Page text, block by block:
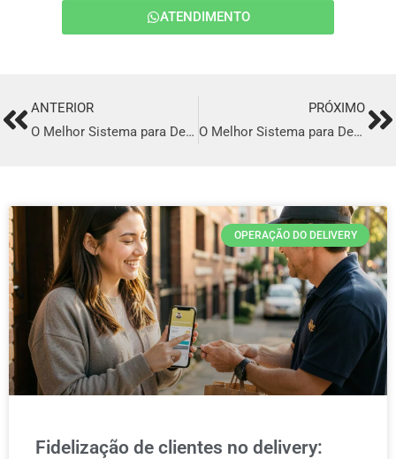
ATENDIMENTO
PrevANTERIOR
O Melhor Sistema para Delivery em Coari
PRÓXIMO
O Melhor Sistema para Delivery em Redenção
OPERAÇÃO DO DELIVERY
Fidelização de clientes no delivery: